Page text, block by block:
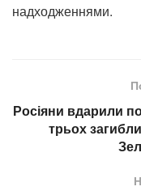
надходженнями.
Росіяни вдарили
трьох